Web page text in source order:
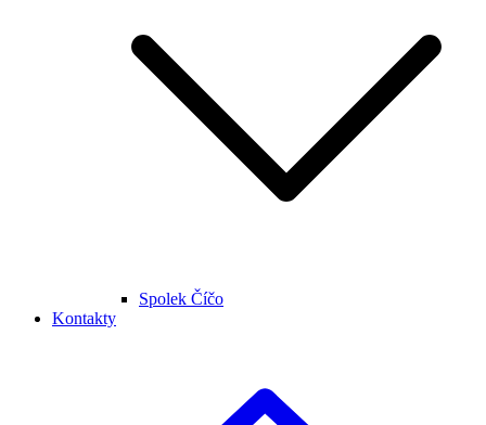
Spolek Číčo
Kontakty